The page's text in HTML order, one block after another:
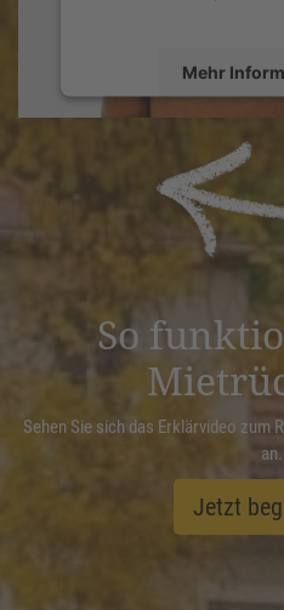
Mehr
powered by
Management
So
Sehen Sie sich das Erklärvideo
an.
Jetzt